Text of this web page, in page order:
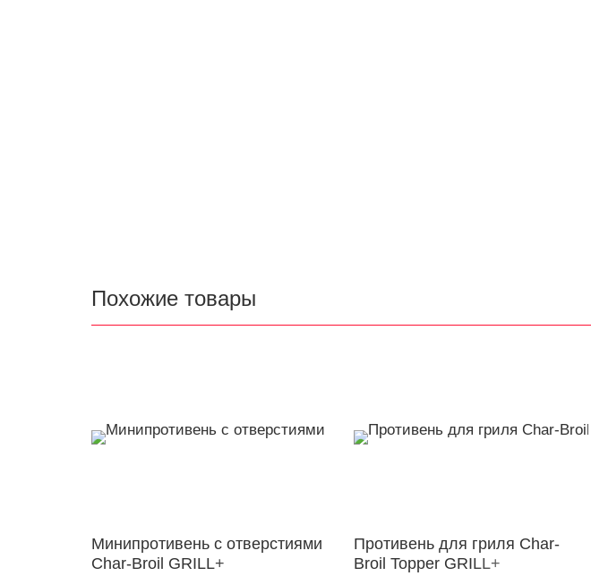
Похожие товары
Минипротивень c отверстиями
Char-Broil GRILL+
Противень для гриля Char-
Broil Topper GRILL+